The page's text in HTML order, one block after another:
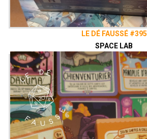
LE DÉ FAUSSÉ #395
SPACE LAB